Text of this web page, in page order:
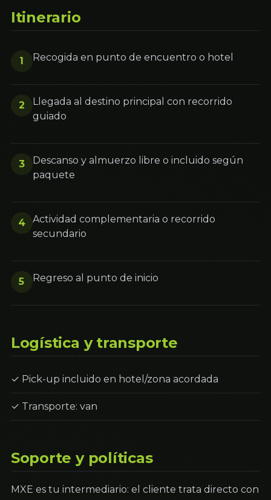
Itinerario
1 Recogida en punto de encuentro o hotel
2
Llegada al destino principal con recorrido
guiado
3
Descanso y almuerzo libre o incluido según
paquete
4
Actividad complementaria o recorrido
secundario
5 Regreso al punto de inicio
Logística y transporte
✓ Pick-up incluido en hotel/zona acordada
✓ Transporte: van
Soporte y políticas
MXE es tu intermediario: el cliente trata directo con